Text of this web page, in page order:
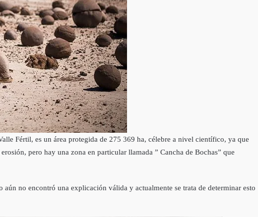
Fértil, es un área protegida de 275 369 ha, célebre a nivel científico, ya que
pero hay una zona en particular llamada ” Cancha de Bochas” que
no encontró una explicación válida y actualmente se trata de determinar esto